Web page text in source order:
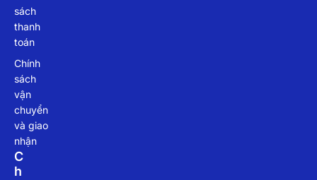
sách
thanh
toán
Chính
sách
vận
chuyển
và giao
nhận
C
H